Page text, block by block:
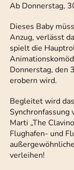
Ab Donnerstag,
Dieses Baby
Anzug, verlässt
spielt die
Donnerstag, den
erobern wird.
Begleitet wird
Synchronfassung
Marti „The
Flughafen- und
verleihen!